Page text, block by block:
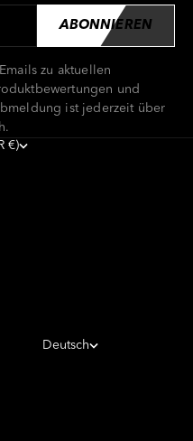
ABONNIEREN
zu aktuellen
und
ist jederzeit über
€)
€)
CHF)
€)
Deutsch